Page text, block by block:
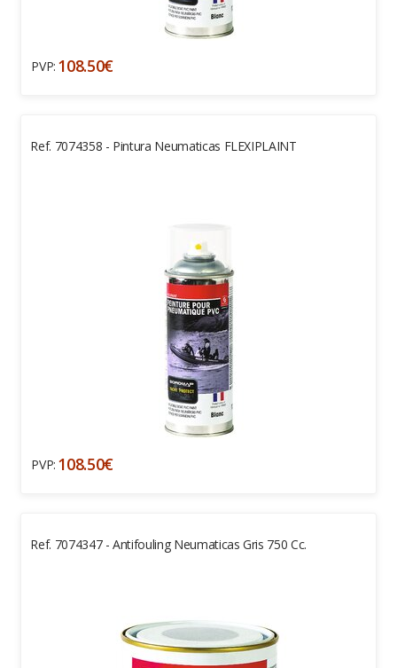
PVP: 108.50€
Ref. 7074358 - Pintura Neumaticas FLEXIPLAINT
PVP: 108.50€
Ref. 7074347 - Antifouling Neumaticas Gris 750 Cc.